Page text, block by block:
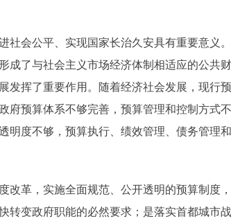
会公平、实现国家长治久安具有重要意义
成了与社会主义市场经济体制相适应的公共
发挥了重要作用。随着经济社会发展，现行
府预算体系不够完善，预算管理和控制方式
明度不够，预算执行、绩效管理、债务管理
革，实施全面规范、公开透明的预算制度
转变政府职能的必然要求；是落实首都城市